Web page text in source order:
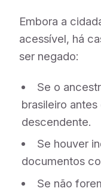
Embora a
acessível, há
ser negado:
Se o
brasileiro
descendente.
Se houver
documentos
Se não